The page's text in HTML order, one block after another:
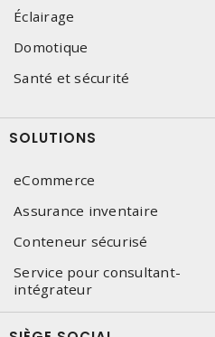
Éclairage
Domotique
Santé et sécurité
SOLUTIONS
eCommerce
Assurance inventaire
Conteneur sécurisé
Service pour consultant-
intégrateur